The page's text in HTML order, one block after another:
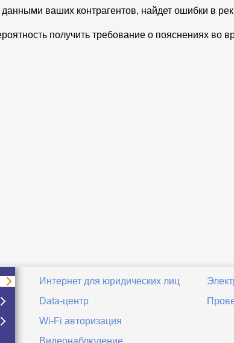
ваших контрагентов, найдет ошибки в
получить требование о пояснениях во
Интернет для юридических лиц
Data-центр
Wi-Fi авторизация
Видеонаблюдение